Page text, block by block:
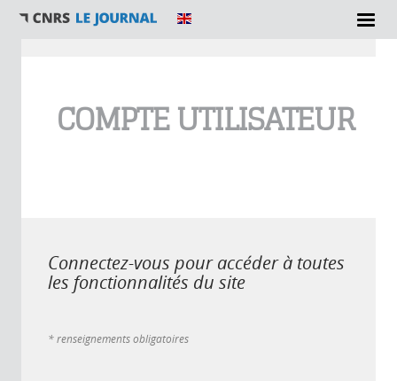
COMPTE UTILISATEUR
Connectez-vous pour accéder à toutes
les fonctionnalités du site
* renseignements obligatoires